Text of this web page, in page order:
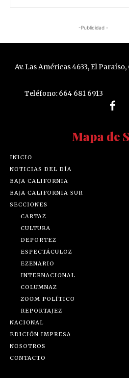
-Publicidad -
Av. Las Américas 4633, El Paraíso,
Teléfono: 664 681 6913
Mapa de
INICIO
NOTICIAS DEL DÍA
BAJA CALIFORNIA
BAJA CALIFORNIA SUR
SECCIONES
CARTAZ
CULTURA
DEPORTEZ
ESPECTÁCULOZ
EZENARIO
INTERNACIONAL
COLUMNAZ
ZOOM POLÍTICO
REPORTAJEZ
NACIONAL
EDICIÓN IMPRESA
NOSOTROS
CONTACTO